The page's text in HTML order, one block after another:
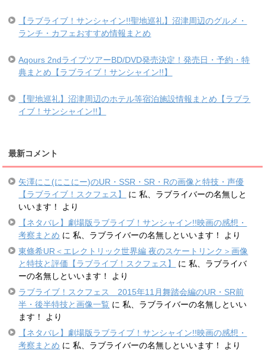
【ラブライブ！サンシャイン!!聖地巡礼】沼津周辺のグルメ・
ランチ・カフェおすすめ情報まとめ
Aqours 2ndライブツアーBD/DVD発売決定！発売日・予約・特
典まとめ【ラブライブ！サンシャイン!!】
【聖地巡礼】沼津周辺のホテル等宿泊施設情報まとめ【ラブラ
イブ！サンシャイン!!】
最新コメント
矢澤にこ(にこにー)のUR・SSR・SR・Rの画像と特技・声優
【ラブライブ！スクフェス】
に私、ラブライバーの名無しと
いいます！
より
【ネタバレ】劇場版ラブライブ！サンシャイン!!映画の感想・
考察まとめ に私、ラブライバーの名無しといいます！
より
東條希UR＜エレクトリック世界編 夜のスケートリンク＞画像
と特技と評価【ラブライブ！スクフェス】
に私、ラブライバ
ーの名無しといいます！
より
ラブライブ！スクフェス 2015年11月舞踏会編のUR・SR前
半・後半特技と画像一覧 に私、ラブライバーの名無しといい
ます！
より
【ネタバレ】劇場版ラブライブ！サンシャイン!!映画の感想・
考察まとめ に私、ラブライバーの名無しといいます！ より